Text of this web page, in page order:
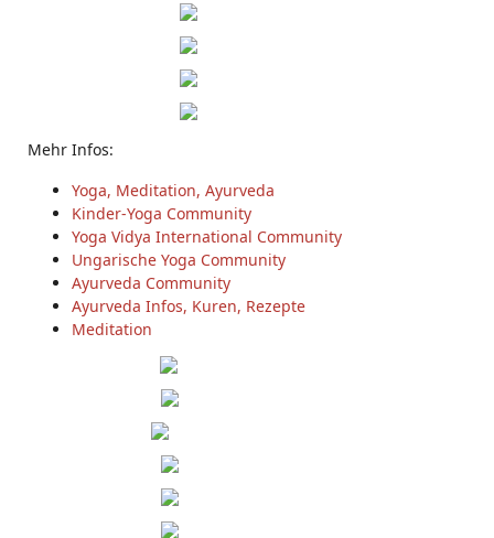
Mehr Infos:
Yoga, Meditation, Ayurveda
Kinder-Yoga Community
Yoga Vidya International Community
Ungarische Yoga Community
Ayurveda Community
Ayurveda Infos, Kuren, Rezepte
Meditation